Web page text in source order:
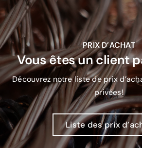
PRIX D’ACHAT
Vous êtes un client
Découvrez notre liste de prix
privées!
Liste des prix